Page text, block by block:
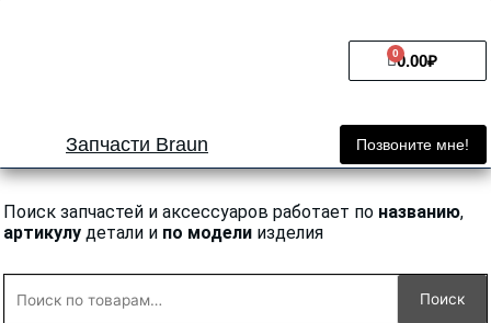
0.00₽
0
Cart
Запчасти Braun Позвоните мне!
Поиск запчастей и аксессуаров работает по названию,
артикулу детали и по модели изделия
Поиск